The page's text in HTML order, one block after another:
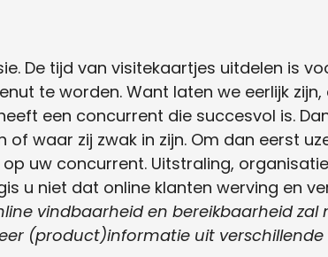
De tijd van visitekaartjes uitdelen is
te worden. Want laten we eerlijk zijn,
een concurrent die succesvol is.
waar zij zwak in zijn. Om dan eerst
uw concurrent. Uitstraling,
u niet dat online klanten werving en
vindbaarheid en bereikbaarheid zal
(product)informatie uit